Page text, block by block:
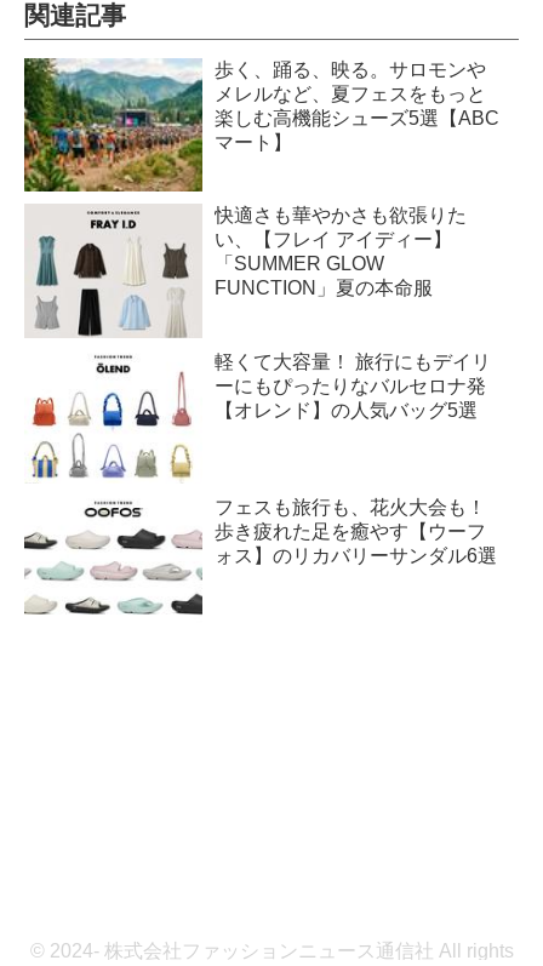
関連記事
歩く、踊る、映る。サロモンや
メレルなど、夏フェスをもっと
楽しむ高機能シューズ5選【ABC
マート】
快適さも華やかさも欲張りた
い、【フレイ アイディー】
「SUMMER GLOW
FUNCTION」夏の本命服
軽くて大容量！ 旅行にもデイリ
ーにもぴったりなバルセロナ発
【オレンド】の人気バッグ5選
フェスも旅行も、花火大会も！
歩き疲れた足を癒やす【ウーフ
ォス】のリカバリーサンダル6選
© 2024- 株式会社ファッションニュース通信社 All rights